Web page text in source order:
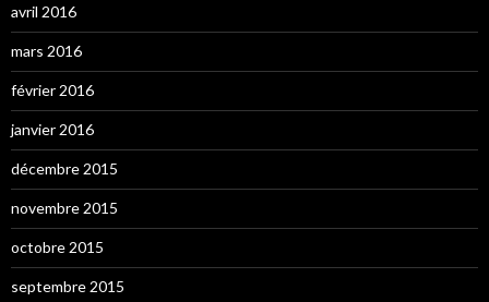
avril 2016
mars 2016
février 2016
janvier 2016
décembre 2015
novembre 2015
octobre 2015
septembre 2015